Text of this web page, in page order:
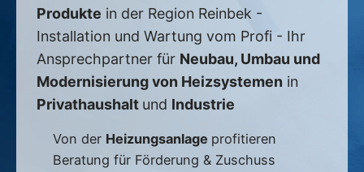
Produkte in der Region Reinbek -
Installation und Wartung vom Profi - Ihr
Ansprechpartner für Neubau, Umbau und
Modernisierung von Heizsystemen in
Privathaushalt und Industrie
Von der Heizungsanlage profitieren
Beratung für Förderung & Zuschuss